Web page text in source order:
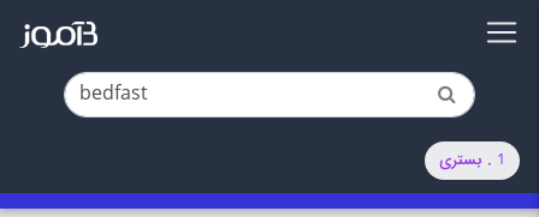
1 . بستری